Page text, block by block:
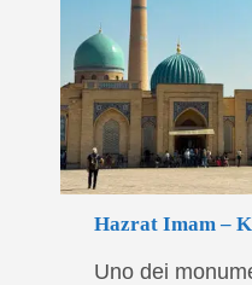
Hazrat Imam –
Uno dei